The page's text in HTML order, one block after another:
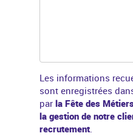
Les informations
sont enregistrées
par la Fête des
la gestion de notre
recrutement.